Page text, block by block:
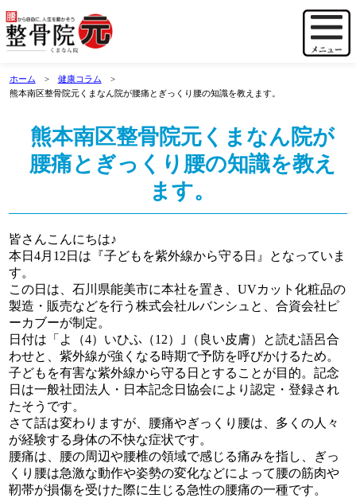
ホーム
健康コラム
熊本南区整骨院元くまなん院が腰痛とぎっくり腰の知識を教えます。
熊本南区整骨院元くまなん院が
腰痛とぎっくり腰の知識を教え
ます。
皆さんこんにちは♪
本日4月12日は『子どもを紫外線から守る日』となっていま
す。
この日は、石川県能美市に本社を置き、UVカット化粧品の
製造・販売などを行う株式会社ルバンシュと、合資会社ピ
ーカブーが制定。
日付は「よ（4）いひふ（12）｣（良い皮膚）と読む語呂合
わせと、紫外線が強くなる時期で予防を呼びかけるため。
子どもを有害な紫外線から守る日とすることが目的。記念
日は一般社団法人・日本記念日協会により認定・登録され
たそうです。
さて話は変わりますが、腰痛やぎっくり腰は、多くの人々
が経験する身体の不快な症状です。
腰痛は、腰の周辺や腰椎の領域で感じる痛みを指し、ぎっ
くり腰は急激な動作や姿勢の変化などによって腰の筋肉や
靭帯が損傷を受けた際に生じる急性の腰痛の一種です。